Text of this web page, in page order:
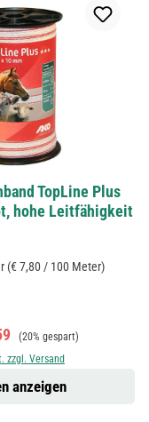
TopLine Plus
hohe Leitfähigkeit
(€ 7,80 / 100 Meter)
Regulärer Preis:
(20% gespart)
zzgl. Versand
anzeigen